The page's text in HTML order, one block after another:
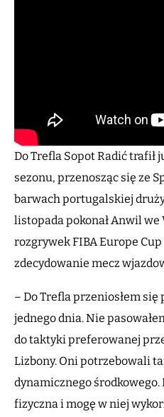
Do Trefla Sopot Radić trafił
sezonu, przenosząc się ze
barwach portugalskiej
listopada pokonał Anwil we
rozgrywek FIBA Europe
zdecydowanie mecz
– Do Trefla przeniosłem
jednego dnia. Nie
do taktyki preferowanej
Lizbony. Oni potrzebowali
dynamicznego środkowego.
fizyczna i mogę w niej